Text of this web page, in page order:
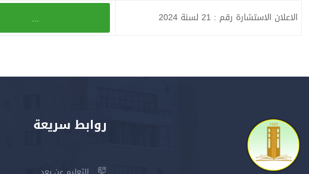
الاعلان الاستشارة رقم : 21 لسنة 2024 ...
روابط سريعة